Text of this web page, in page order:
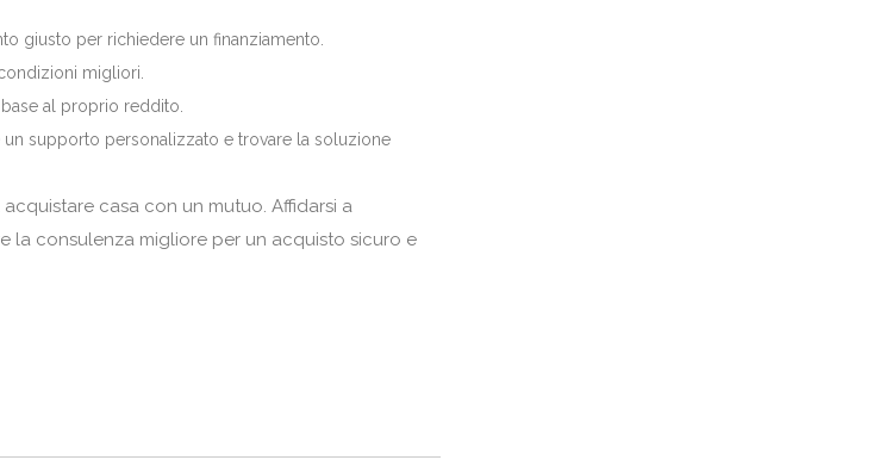
giusto per richiedere un finanziamento.
migliori.
al proprio reddito.
un supporto personalizzato e trovare la soluzione
casa con un mutuo. Affidarsi a
la consulenza migliore per un acquisto sicuro e